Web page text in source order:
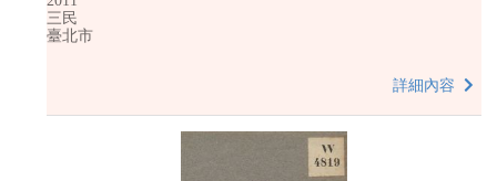
三民
臺北市
詳細內容